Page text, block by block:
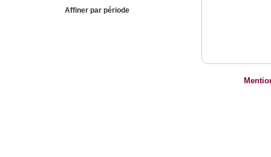
Affiner par période